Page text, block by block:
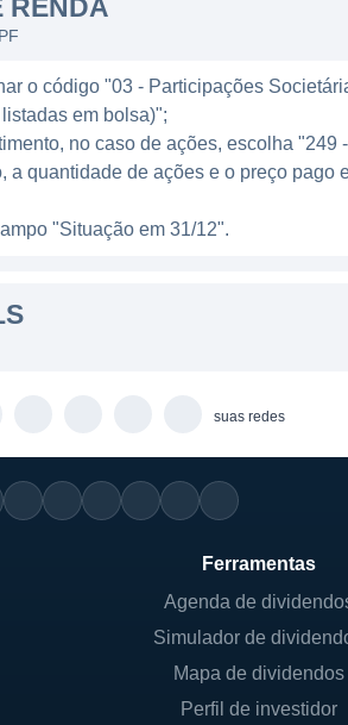
à empresa capturar um
como novos sabores e
Além disso, os snacks, que são
crescimento consistente.
para a empresa,
do mundo, consolidando sua
de distribuição que permite
de marketing inovadoras e por
e na responsabilidade
de desperdício e sourcing
RENDA
o código "03 - Participações
em bolsa)";
no caso de ações, escolha "249
quantidade de ações e o preço pago
"Situação em 31/12".
suas redes
Ferramentas
Agenda de
Simulador de
Mapa de dividendos
Perfil de investidor